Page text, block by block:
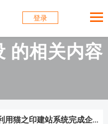
登录
的相关内容
如何利用猫之印建站系统完成企业网站建设?